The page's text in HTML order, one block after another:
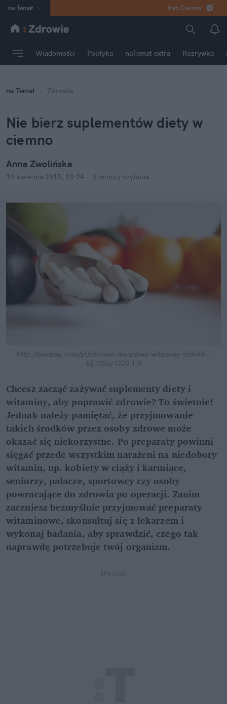
na:Temat
INN Poland
mama
Rozrywka
Tryb Ciemny
Wiadomości Polityka naTemat extra Rozrywka
na:Temat Zdrowie
Nie bierz suplementów diety w
ciemno
Anna Zwolińska
10 kwietnia 2015, 13:24 3 minuty czytania
http://pixabay.com/pl/zdrowie-lekarstwa-witaminy-tabletki-
621353/ CC0 1.0
Chcesz zacząć zażywać suplementy diety i
witaminy, aby poprawić zdrowie? To świetnie!
Jednak należy pamiętać, że przyjmowanie
takich środków przez osoby zdrowe może
okazać się niekorzystne. Po preparaty powinni
sięgać przede wszystkim narażeni na niedobory
witamin, np. kobiety w ciąży i karmiące,
seniorzy, palacze, sportowcy czy osoby
powracające do zdrowia po operacji. Zanim
zaczniesz bezmyślnie przyjmować preparaty
witaminowe, skonsultuj się z lekarzem i
wykonaj badania, aby sprawdzić, czego tak
naprawdę potrzebuje twój organizm.
REKLAMA